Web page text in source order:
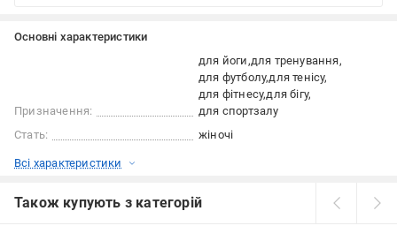
Основні характеристики
Призначення:
для йоги для тренування
для футболу для тенісу
для фітнесу для бігу
для спортзалу
Стать:
жіночі
Всі характеристики
Також купують з категорій